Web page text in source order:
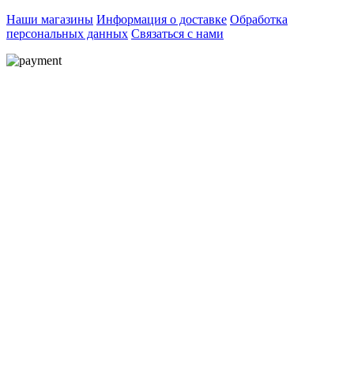
Наши магазины Информация о доставке Обработка
персональных данных Связаться с нами